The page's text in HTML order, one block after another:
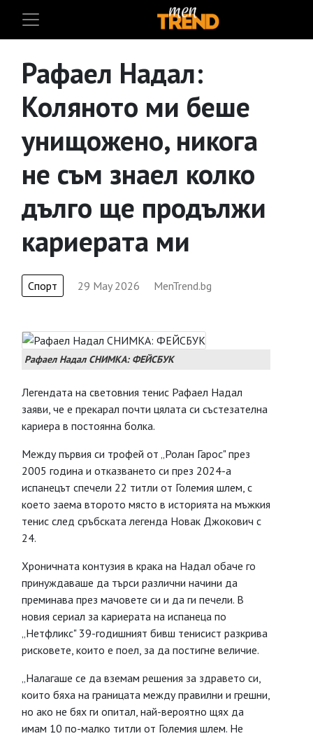
Рафаел Надал:
Коляното ми беше
унищожено, никога
не съм знаел колко
дълго ще продължи
кариерата ми
Спорт 29 May 2026 MenTrend.bg
Рафаел Надал СНИМКА: ФЕЙСБУК
Легендата на световния тенис Рафаел Надал
заяви, че е прекарал почти цялата си състезателна
кариера в постоянна болка.
Между първия си трофей от „Ролан Гарос" през
2005 година и отказването си през 2024-а
испанецът спечели 22 титли от Големия шлем, с
което заема второто място в историята на мъжкия
тенис след сръбската легенда Новак Джокович с
24.
Хроничната контузия в крака на Надал обаче го
принуждаваше да търси различни начини да
преминава през мачовете си и да ги печели. В
новия сериал за кариерата на испанеца по
„Нетфликс" 39-годишният бивш тенисист разкрива
рисковете, които е поел, за да постигне величие.
„Налагаше се да вземам решения за здравето си,
които бяха на границата между правилни и грешни,
но ако не бях ги опитал, най-вероятно щях да
имам 10 по-малко титли от Големия шлем. Не